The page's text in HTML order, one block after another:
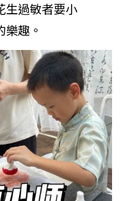
生過敏者要小
趣。